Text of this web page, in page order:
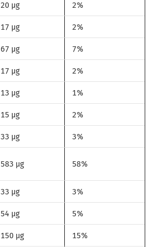
20 µg 2%
17 µg 2%
67 µg 7%
17 µg 2%
13 µg 1%
15 µg 2%
33 µg 3%
583 µg 58%
33 µg 3%
54 µg 5%
150 µg 15%